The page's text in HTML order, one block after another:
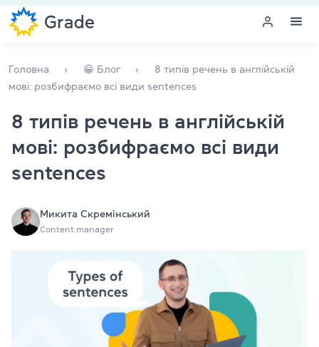
Навчання для викладачів
Англійська для компаній
Підготовка до іспитів
Більше про нас
рівень
Головна 😀 Блог
8 типів речень в англійській
мові: розбифраємо всі види sentences
8 типів речень в англійській
мові: розбифраємо всі види
sentences
Микита Скремінський
Content manager